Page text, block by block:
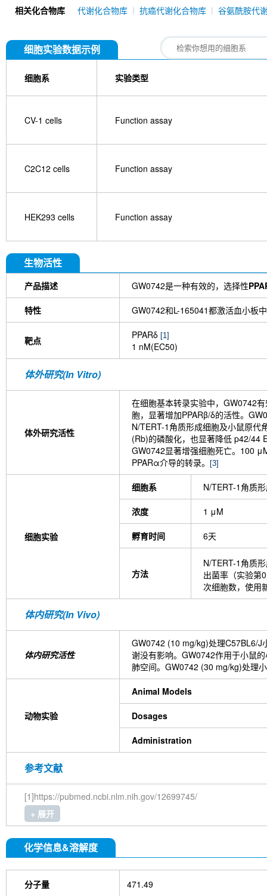
Alpinetin
Gypenoside XLIX Oroxin A
相关化合物库 代谢化合物库 抗癌代谢化合物库 谷氨酰胺代
细胞实验数据示例
细胞系 实验类型
CV-1 cells Function assay
C2C12 cells Function assay
HEK293 cells Function assay
生物活性
产品描述 GW0742是一种有效的，选择性
特性 GW0742和L-165041都激活血小板
靶点 PPARδ [1]
1 nM(EC50)
体外研究(In Vitro)
体外研究活性
在细胞基本转录实验中，GW0742
胞，显著增加PPARβ/δ的活性。
N/TERT-1角质形成细胞及小鼠原代
(Rb)的磷酸化，也显著降低 p42/44
GW0742显著增强细胞死亡。100
PPARα介导的转录。
[3]
细胞实验
细胞系 N/TERT-1角质
浓度 1 μM
孵育时间 6天
方法
N/TERT-1角质
出菌率（实验第
次细胞数，使用
体内研究(In Vivo)
体内研究活性
GW0742 (10 mg/kg)处理C57BL6/J
谢没有影响。GW0742作用于小鼠
肺空间。GW0742 (30 mg/kg)处理
动物实验
Animal Models
Dosages
Administration
参考文献
[1]https://pubmed.ncbi.nlm.nih.gov/12699745/
+ 展开
化学信息&溶解度
分子量 471.49